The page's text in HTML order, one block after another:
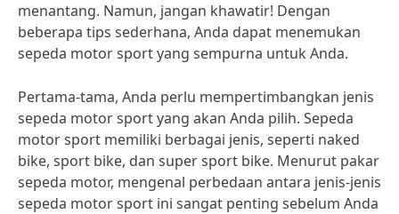
menantang. Namun, jangan khawatir! Dengan
beberapa tips sederhana, Anda dapat menemukan
sepeda motor sport yang sempurna untuk Anda.
Pertama-tama, Anda perlu mempertimbangkan jenis
sepeda motor sport yang akan Anda pilih. Sepeda
motor sport memiliki berbagai jenis, seperti naked
bike, sport bike, dan super sport bike. Menurut pakar
sepeda motor, mengenal perbedaan antara jenis-jenis
sepeda motor sport ini sangat penting sebelum Anda